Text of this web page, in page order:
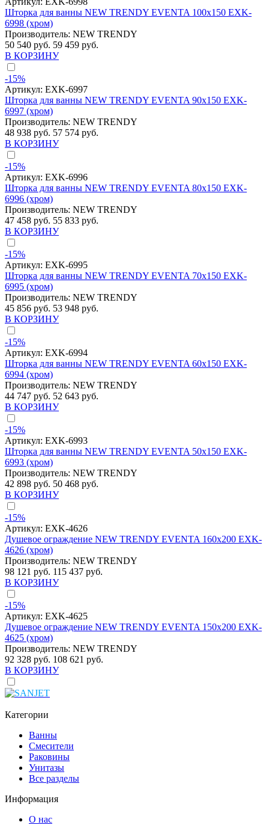
Шторка для ванны NEW TRENDY EVENTA 100x150 EXK-
6998 (хром)
Производитель: NEW TRENDY
50 540 руб. 59 459 руб.
В КОРЗИНУ
-15%
Артикул: EXK-6997
Шторка для ванны NEW TRENDY EVENTA 90x150 EXK-
6997 (хром)
Производитель: NEW TRENDY
48 938 руб. 57 574 руб.
В КОРЗИНУ
-15%
Артикул: EXK-6996
Шторка для ванны NEW TRENDY EVENTA 80x150 EXK-
6996 (хром)
Производитель: NEW TRENDY
47 458 руб. 55 833 руб.
В КОРЗИНУ
-15%
Артикул: EXK-6995
Шторка для ванны NEW TRENDY EVENTA 70x150 EXK-
6995 (хром)
Производитель: NEW TRENDY
45 856 руб. 53 948 руб.
В КОРЗИНУ
-15%
Артикул: EXK-6994
Шторка для ванны NEW TRENDY EVENTA 60x150 EXK-
6994 (хром)
Производитель: NEW TRENDY
44 747 руб. 52 643 руб.
В КОРЗИНУ
-15%
Артикул: EXK-6993
Шторка для ванны NEW TRENDY EVENTA 50x150 EXK-
6993 (хром)
Производитель: NEW TRENDY
42 898 руб. 50 468 руб.
В КОРЗИНУ
-15%
Артикул: EXK-4626
Душевое ограждение NEW TRENDY EVENTA 160x200 EXK-
4626 (хром)
Производитель: NEW TRENDY
98 121 руб. 115 437 руб.
В КОРЗИНУ
-15%
Артикул: EXK-4625
Душевое ограждение NEW TRENDY EVENTA 150x200 EXK-
4625 (хром)
Производитель: NEW TRENDY
92 328 руб. 108 621 руб.
В КОРЗИНУ
Категории
Ванны
Смесители
Раковины
Унитазы
Все разделы
Информация
О нас